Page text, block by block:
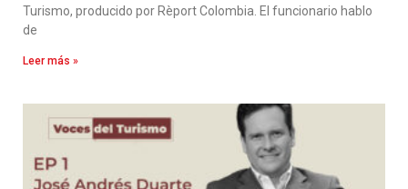
Turismo, producido por Rèport Colombia. El funcionario hablo
de
Leer más »